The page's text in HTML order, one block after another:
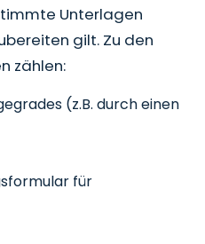
Unterlagen
gilt. Zu den
zählen:
(z.B. durch einen
für